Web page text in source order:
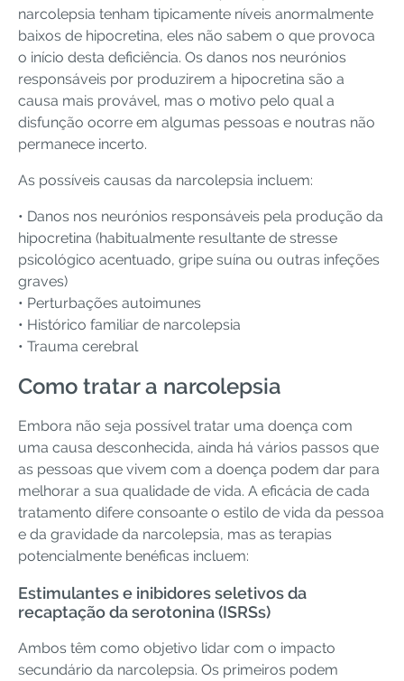
narcolepsia tenham tipicamente níveis anormalmente
baixos de hipocretina, eles não sabem o que provoca
o início desta deficiência. Os danos nos neurónios
responsáveis por produzirem a hipocretina são a
causa mais provável, mas o motivo pelo qual a
disfunção ocorre em algumas pessoas e noutras não
permanece incerto.
As possíveis causas da narcolepsia incluem:
• Danos nos neurónios responsáveis pela produção da
hipocretina (habitualmente resultante de stresse
psicológico acentuado, gripe suína ou outras infeções
graves)
• Perturbações autoimunes
• Histórico familiar de narcolepsia
• Trauma cerebral
Como tratar a narcolepsia
Embora não seja possível tratar uma doença com
uma causa desconhecida, ainda há vários passos que
as pessoas que vivem com a doença podem dar para
melhorar a sua qualidade de vida. A eficácia de cada
tratamento difere consoante o estilo de vida da pessoa
e da gravidade da narcolepsia, mas as terapias
potencialmente benéficas incluem:
Estimulantes e inibidores seletivos da
recaptação da serotonina (ISRSs)
Ambos têm como objetivo lidar com o impacto
secundário da narcolepsia. Os primeiros podem